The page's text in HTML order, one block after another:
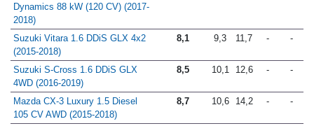
Dynamics 88 kW (120 CV) (2017-
2018)
Suzuki Vitara 1.6 DDiS GLX 4x2
(2015-2018)
8,1 9,3 11,7 - -
Suzuki S-Cross 1.6 DDiS GLX
4WD (2016-2019)
8,5 10,1 12,6 - -
Mazda CX-3 Luxury 1.5 Diesel
105 CV AWD (2015-2018)
8,7 10,6 14,2 - -